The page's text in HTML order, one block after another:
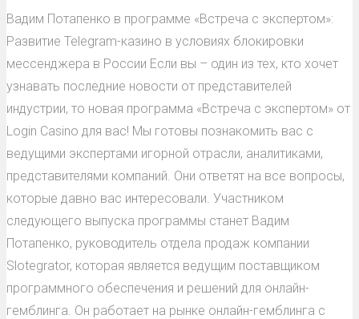
Вадим Потапенко в программе «Встреча с экспертом»:
Развитие Telegram-казино в условиях блокировки
мессенджера в России Если вы – один из тех, кто хочет
узнавать последние новости от представителей
индустрии, то новая программа «Встреча с экспертом» от
Login Casino для вас! Мы готовы познакомить вас с
ведущими экспертами игорной отрасли, аналитиками,
представителями компаний. Они ответят на все вопросы,
которые давно вас интересовали. Участником
следующего выпуска программы станет Вадим
Потапенко, руководитель отдела продаж компании
Slotegrator, которая является ведущим поставщиком
программного обеспечения и решений для онлайн-
гемблинга. Он работает на рынке онлайн-гемблинга с